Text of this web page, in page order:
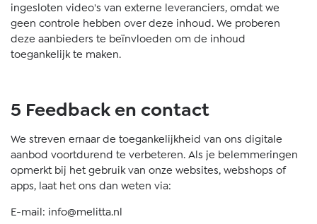
ingesloten video's van externe leveranciers, omdat we
geen controle hebben over deze inhoud. We proberen
deze aanbieders te beïnvloeden om de inhoud
toegankelijk te maken.
5 Feedback en contact
We streven ernaar de toegankelijkheid van ons digitale
aanbod voortdurend te verbeteren. Als je belemmeringen
opmerkt bij het gebruik van onze websites, webshops of
apps, laat het ons dan weten via:
E-mail: info@melitta.nl